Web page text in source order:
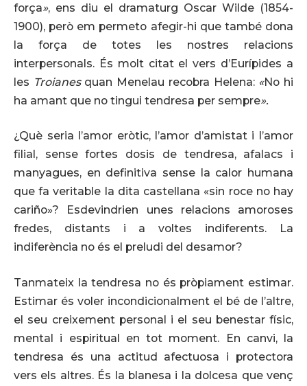
força», ens diu el dramaturg Oscar Wilde (1854-
1900), però em permeto afegir-hi que també dona
la força de totes les nostres relacions
interpersonals. És molt citat el vers d’Eurípides a
les Troianesquan Menelau recobra Helena: «No hi
ha amant que no tingui tendresa per sempre».
¿Què seria l’amor eròtic, l’amor d’amistat i l’amor
filial, sense fortes dosis de tendresa, afalacs i
manyagues, en definitiva sense la calor humana
que fa veritable la dita castellana «sin roce no hay
cariño»? Esdevindrien unes relacions amoroses
fredes, distants i a voltes indiferents. La
indiferència no és el preludi del desamor?
Tanmateix la tendresa no és pròpiament estimar.
Estimar és voler incondicionalment el bé de l’altre,
el seu creixement personal i el seu benestar físic,
mental i espiritual en tot moment. En canvi, la
tendresa és una actitud afectuosa i protectora
vers els altres. És la blanesa i la dolcesa que venç